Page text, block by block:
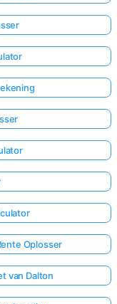
Oplosser
van Dalton